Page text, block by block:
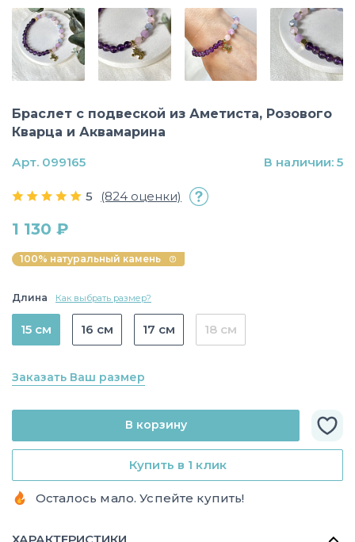
Браслет с подвеской из Аметиста, Розового
Кварца и Аквамарина
5 (824 оценки)
1 130 ₽
100% натуральный камень
Длина Как выбрать размер?
15 см 16 см 17 см 18 см
Заказать Ваш размер
Купить в 1 клик
В корзину
Осталось мало. Успейте купить!
Арт. 099165 В наличии: 5
ХАРАКТЕРИСТИКИ